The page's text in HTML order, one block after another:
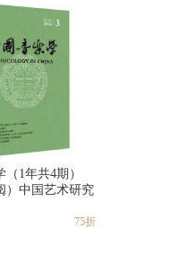
1年共4期）
）中国艺术研究
75折